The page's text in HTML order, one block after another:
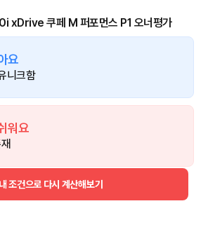
xDrive 쿠페 M 퍼포먼스 P1 오너평가
요
니크함
워요
내 조건으로 다시 계산해보기